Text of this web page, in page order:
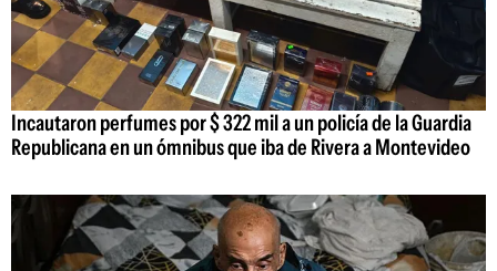
Incautaron perfumes por $ 322 mil a un policía de la Guardia
Republicana en un ómnibus que iba de Rivera a Montevideo